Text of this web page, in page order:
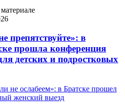
препятствуйте»: в
прошла конференция
детских и подростковых